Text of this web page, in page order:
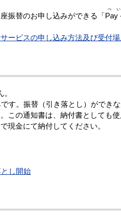
振替のお申し込みができる「Pay
ぺ
ービスの申し込み方法及び受付
。振替（引き落とし）ができ
この通知書は、納付書としても
現金にて納付してください。
し開始